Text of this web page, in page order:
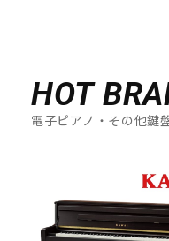
HOT
電子ピアノ・その他鍵